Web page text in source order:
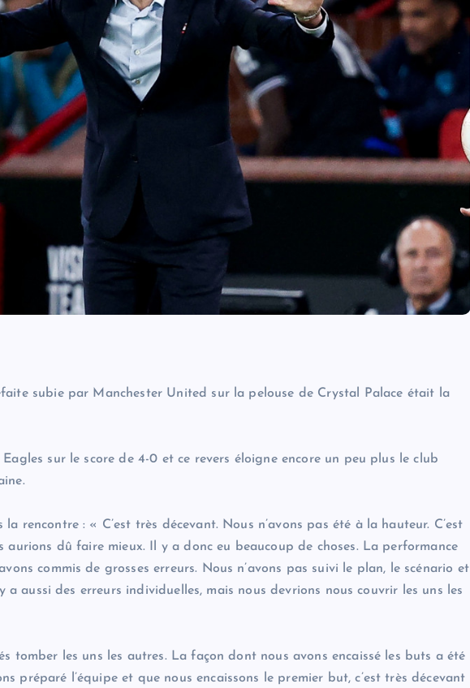
subie par Manchester United sur la pelouse de Crystal Palace était la
sur le score de 4-0 et ce revers éloigne encore un peu plus le club
rencontre : « C’est très décevant. Nous n’avons pas été à la hauteur. C’est
dû faire mieux. Il y a donc eu beaucoup de choses. La performance
commis de grosses erreurs. Nous n’avons pas suivi le plan, le scénario et
a aussi des erreurs individuelles, mais nous devrions nous couvrir les uns les
tomber les uns les autres. La façon dont nous avons encaissé les buts a été
préparé l’équipe et que nous encaissons le premier but, c’est très décevant